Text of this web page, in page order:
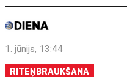
1. jūnijs, 13:44
RITEŅBRAUKŠANA